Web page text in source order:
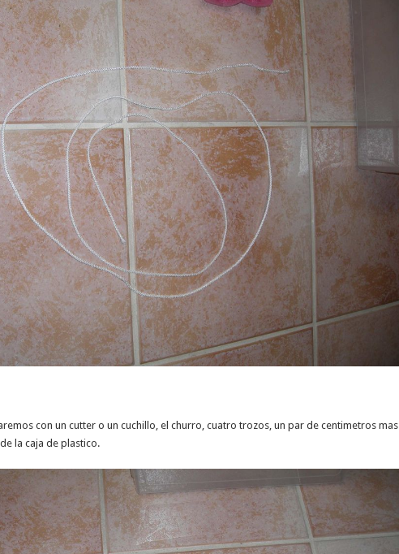
con un cutter o un cuchillo, el churro, cuatro trozos, un par de centimetros mas
la caja de plastico.